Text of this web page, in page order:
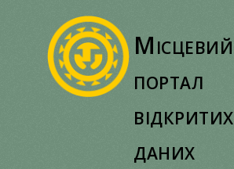
Місцевий
портал
відкритих
даних